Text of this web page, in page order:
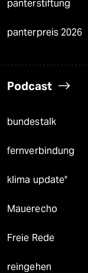
panterstiftung
panterpreis 2026
Podcast
bundestalk
fernverbindung
klima update°
Mauerecho
Freie Rede
reingehen